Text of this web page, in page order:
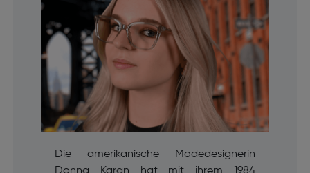
Die amerikanische Modedesignerin
Donna Karan hat mit ihrem 1984